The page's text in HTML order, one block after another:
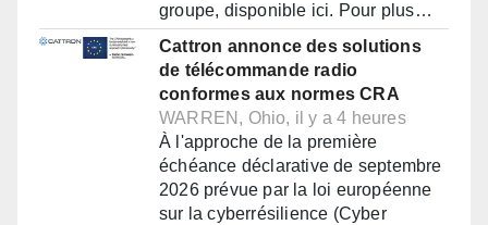
groupe, disponible ici. Pour plus…
Cattron annonce des solutions
de télécommande radio
conformes aux normes CRA
WARREN, Ohio, il y a 4 heures
À l'approche de la première
échéance déclarative de septembre
2026 prévue par la loi européenne
sur la cyberrésilience (Cyber